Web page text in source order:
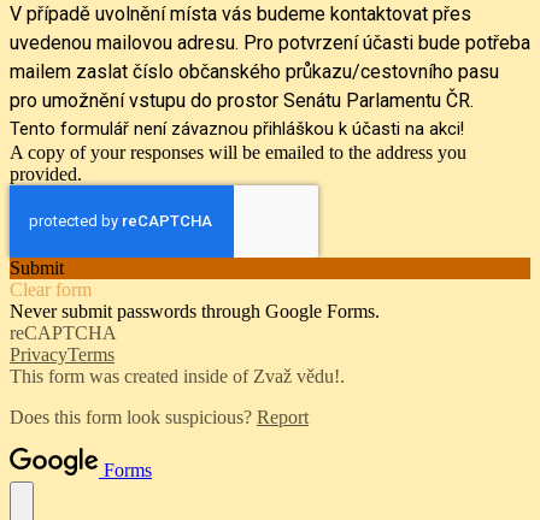
V případě uvolnění místa vás budeme kontaktovat přes
uvedenou mailovou adresu. Pro potvrzení účasti bude potřeba
mailem zaslat číslo občanského průkazu/cestovního pasu
pro umožnění vstupu do prostor Senátu Parlamentu ČR.
Tento formulář není závaznou přihláškou k účasti na akci!
A copy of your responses will be emailed to the address you
provided.
Submit
Clear form
Never submit passwords through Google Forms.
reCAPTCHA
PrivacyTerms
This form was created inside of Zvaž vědu!.
Does this form look suspicious? Report
Forms